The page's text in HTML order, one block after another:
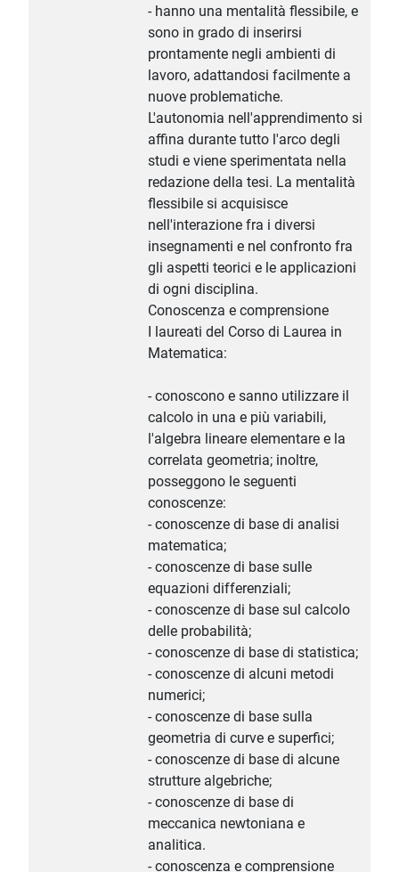
- hanno una mentalità flessibile, e
sono in grado di inserirsi
prontamente negli ambienti di
lavoro, adattandosi facilmente a
nuove problematiche.
L'autonomia nell'apprendimento si
affina durante tutto l'arco degli
studi e viene sperimentata nella
redazione della tesi. La mentalità
flessibile si acquisisce
nell'interazione fra i diversi
insegnamenti e nel confronto fra
gli aspetti teorici e le applicazioni
di ogni disciplina.
Conoscenza e comprensione
I laureati del Corso di Laurea in
Matematica:
- conoscono e sanno utilizzare il
calcolo in una e più variabili,
l'algebra lineare elementare e la
correlata geometria; inoltre,
posseggono le seguenti
conoscenze:
- conoscenze di base di analisi
matematica;
- conoscenze di base sulle
equazioni differenziali;
- conoscenze di base sul calcolo
delle probabilità;
- conoscenze di base di statistica;
- conoscenze di alcuni metodi
numerici;
- conoscenze di base sulla
geometria di curve e superfici;
- conoscenze di base di alcune
strutture algebriche;
- conoscenze di base di
meccanica newtoniana e
analitica.
- conoscenza e comprensione